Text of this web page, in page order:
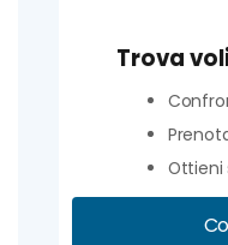
Trova
Ottieni